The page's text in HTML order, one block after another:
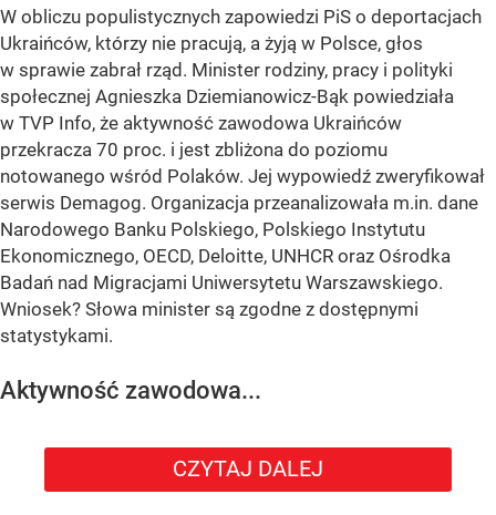
W obliczu populistycznych zapowiedzi PiS o deportacjach
Ukraińców, którzy nie pracują, a żyją w Polsce, głos
w sprawie zabrał rząd. Minister rodziny, pracy i polityki
społecznej Agnieszka Dziemianowicz-Bąk powiedziała
w TVP Info, że aktywność zawodowa Ukraińców
przekracza 70 proc. i jest zbliżona do poziomu
notowanego wśród Polaków. Jej wypowiedź zweryfikował
serwis Demagog. Organizacja przeanalizowała m.in. dane
Narodowego Banku Polskiego, Polskiego Instytutu
Ekonomicznego, OECD, Deloitte, UNHCR oraz Ośrodka
Badań nad Migracjami Uniwersytetu Warszawskiego.
Wniosek? Słowa minister są zgodne z dostępnymi
statystykami.
Aktywność zawodowa...
CZYTAJ DALEJ